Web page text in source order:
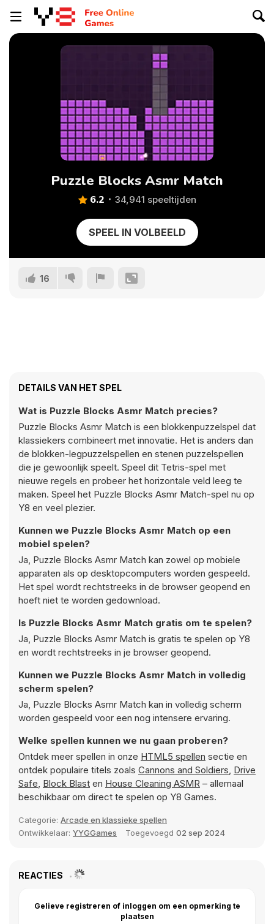
Puzzle Blocks Asmr Match
6.2 34,941 speeltijden
SPEEL IN VOLBEELD
16
DETAILS VAN HET SPEL
Wat is Puzzle Blocks Asmr Match precies?
Puzzle Blocks Asmr Match is een blokkenpuzzelspel dat
klassiekers combineert met innovatie. Het is anders dan
de blokken-legpuzzelspellen en stenen puzzelspellen
die je gewoonlijk speelt. Speel dit Tetris-spel met
nieuwe regels en probeer het horizontale veld leeg te
maken. Speel het Puzzle Blocks Asmr Match-spel nu op
Y8 en veel plezier.
Kunnen we Puzzle Blocks Asmr Match op een
mobiel spelen?
Ja, Puzzle Blocks Asmr Match kan zowel op mobiele
apparaten als op desktopcomputers worden gespeeld.
Het spel wordt rechtstreeks in de browser geopend en
hoeft niet te worden gedownload.
Is Puzzle Blocks Asmr Match gratis om te spelen?
Ja, Puzzle Blocks Asmr Match is gratis te spelen op Y8
en wordt rechtstreeks in je browser geopend.
Kunnen we Puzzle Blocks Asmr Match in volledig
scherm spelen?
Ja, Puzzle Blocks Asmr Match kan in volledig scherm
worden gespeeld voor een nog intensere ervaring.
Welke spellen kunnen we nu gaan proberen?
Ontdek meer spellen in onze HTML5 spellen sectie en
ontdek populaire titels zoals Cannons and Soldiers, Drive
Safe, Block Blast en House Cleaning ASMR – allemaal
beschikbaar om direct te spelen op Y8 Games.
Categorie: Arcade en klassieke spellen
Ontwikkelaar: YYGGames Toegevoegd 02 sep 2024
REACTIES
Gelieve registreren of inloggen om een opmerking te
plaatsen